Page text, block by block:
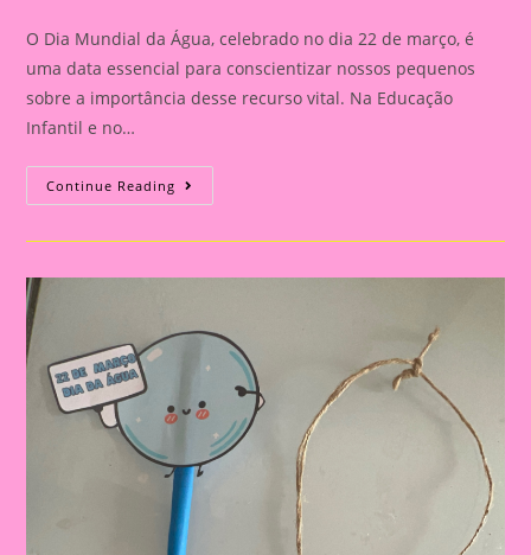
O Dia Mundial da Água, celebrado no dia 22 de março, é
uma data essencial para conscientizar nossos pequenos
sobre a importância desse recurso vital. Na Educação
Infantil e no…
Continue Reading Atividade
Dia
Água
Importância
O
Na
Educação
Infantil
No
Ensino
Fundamental